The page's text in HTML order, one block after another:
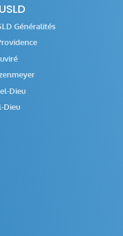
Généralités
Dieu
Dieu